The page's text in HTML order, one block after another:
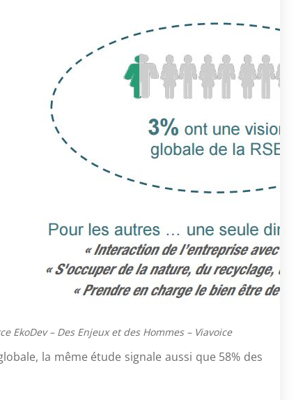
EkoDev – Des Enjeux et des Hommes – Viavoice
la même étude signale aussi que 58% des